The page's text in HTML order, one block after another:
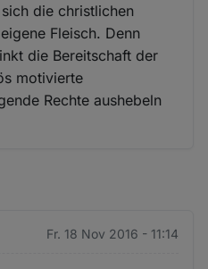
die christlichen
Fleisch. Denn
die Bereitschaft der
motivierte
Rechte aushebeln
Fr. 18 Nov 2016 - 11:14